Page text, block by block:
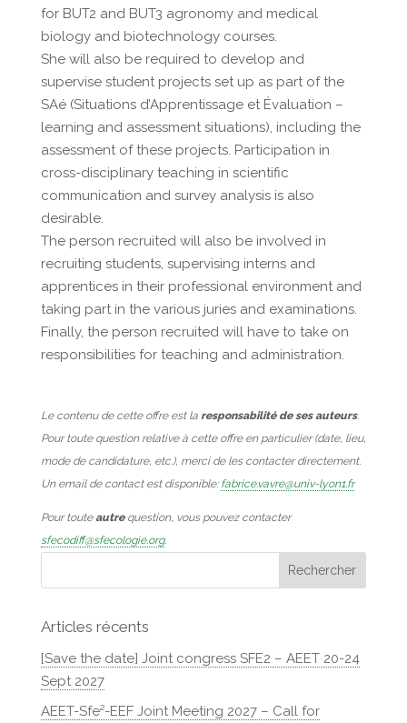
for BUT2 and BUT3 agronomy and medical
biology and biotechnology courses.
She will also be required to develop and
supervise student projects set up as part of the
SAé (Situations d’Apprentissage et Évaluation –
learning and assessment situations), including the
assessment of these projects. Participation in
cross-disciplinary teaching in scientific
communication and survey analysis is also
desirable.
The person recruited will also be involved in
recruiting students, supervising interns and
apprentices in their professional environment and
taking part in the various juries and examinations.
Finally, the person recruited will have to take on
responsibilities for teaching and administration.
Le contenu de cette offre est la responsabilité de ses auteurs.
Pour toute question relative à cette offre en particulier (date, lieu,
mode de candidature, etc.), merci de les contacter directement.
Un email de contact est disponible: fabrice.vavre@univ-lyon1.fr
Pour touteautrequestion, vous pouvez contacter
sfecodiff@sfecologie.org.
Articles récents
[Save the date] Joint congress SFE2 – AEET 20-24
Sept 2027
AEET-Sfe²-EEF Joint Meeting 2027 – Call for